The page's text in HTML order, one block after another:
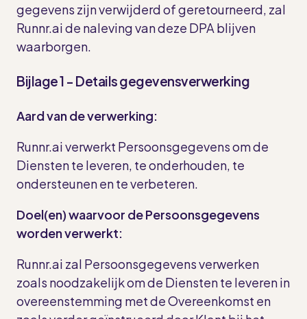
gegevens zijn verwijderd of geretourneerd, zal
Runnr.ai de naleving van deze DPA blijven
waarborgen.
Bijlage 1 - Details gegevensverwerking
Aard van de verwerking:
Runnr.ai verwerkt Persoonsgegevens om de
Diensten te leveren, te onderhouden, te
ondersteunen en te verbeteren.
Doel(en) waarvoor de Persoonsgegevens
worden verwerkt:
Runnr.ai zal Persoonsgegevens verwerken
zoals noodzakelijk om de Diensten te leveren in
overeenstemming met de Overeenkomst en